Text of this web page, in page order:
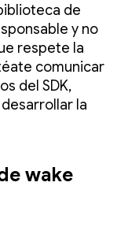
de
y no
respete la
comunicar
del SDK,
la
wake